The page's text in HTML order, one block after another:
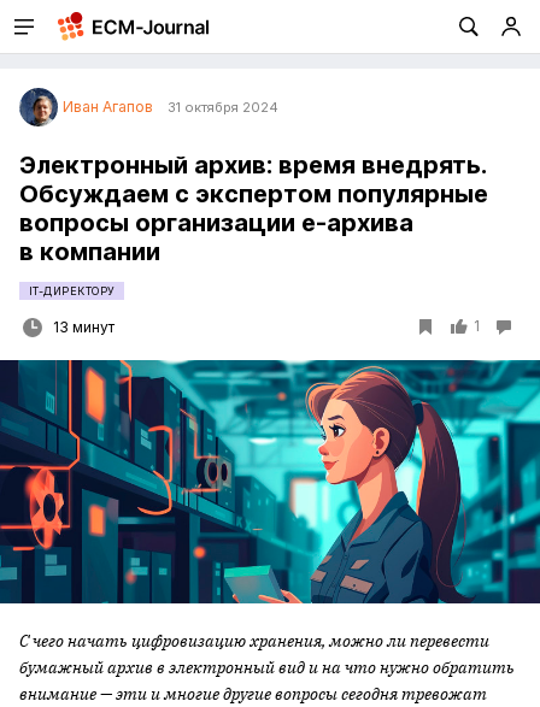
Иван Агапов 31 октября 2024
Электронный архив: время внедрять.
Обсуждаем с экспертом популярные
вопросы организации e-архива
в компании
IT-ДИРЕКТОРУ
13 минут 1
С чего начать цифровизацию хранения, можно ли перевести
бумажный архив в электронный вид и на что нужно обратить
внимание — эти и многие другие вопросы сегодня тревожат